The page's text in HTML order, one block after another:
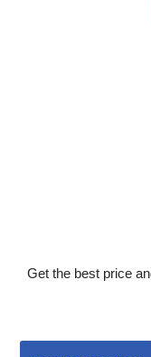
Get the best price